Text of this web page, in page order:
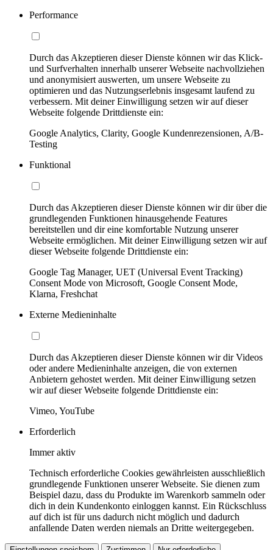
Performance
Durch das Akzeptieren dieser Dienste können wir das Klick-
und Surfverhalten innerhalb unserer Webseite nachvollziehen
und anonymisiert auswerten, um unsere Webseite zu
optimieren und das Nutzungserlebnis insgesamt laufend zu
verbessern. Mit deiner Einwilligung setzen wir auf dieser
Webseite folgende Drittdienste ein:
Google Analytics, Clarity, Google Kundenrezensionen, A/B-
Testing
Funktional
Durch das Akzeptieren dieser Dienste können wir dir über die
grundlegenden Funktionen hinausgehende Features
bereitstellen und dir eine komfortable Nutzung unserer
Webseite ermöglichen. Mit deiner Einwilligung setzen wir auf
dieser Webseite folgende Drittdienste ein:
Google Tag Manager, UET (Universal Event Tracking)
Consent Mode von Microsoft, Google Consent Mode,
Klarna, Freshchat
Externe Medieninhalte
Durch das Akzeptieren dieser Dienste können wir dir Videos
oder andere Medieninhalte anzeigen, die von externen
Anbietern gehostet werden. Mit deiner Einwilligung setzen
wir auf dieser Webseite folgende Drittdienste ein:
Vimeo, YouTube
Erforderlich
Immer aktiv
Technisch erforderliche Cookies gewährleisten ausschließlich
grundlegende Funktionen unserer Webseite. Sie dienen zum
Beispiel dazu, dass du Produkte im Warenkorb sammeln oder
dich in dein Kundenkonto einloggen kannst. Ein Rückschluss
auf dich ist für uns dadurch nicht möglich und dadurch
anfallende Daten werden niemals an Dritte weitergegeben.